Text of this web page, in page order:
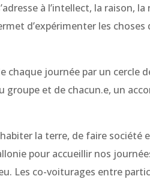
à l’intellect, la raison,
d’expérimenter les choses
chaque journée par un cercle
et de chacun.e, un
la terre, de faire société
pour accueillir nos
Les co-voiturages entre